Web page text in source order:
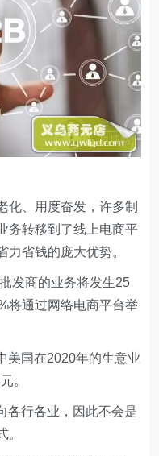
化、用度奋发，许多制
务转移到了线上电商平
力省钱的庞大优势。
发商的业务将发生25
将通过网络电商平台举
美国在2020年的生意业
。
各行各业，因此不会是
。